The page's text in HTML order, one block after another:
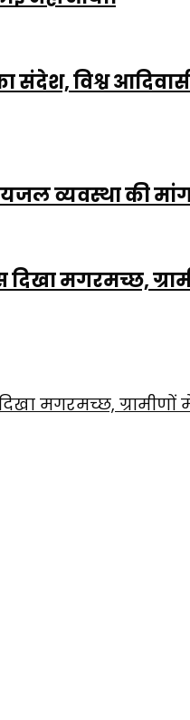
संदेश, विश्व
व्यवस्था की
दिखा मगरमच्छ,
मगरमच्छ,